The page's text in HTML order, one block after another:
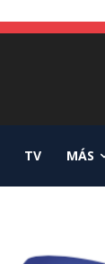
TV MÁS